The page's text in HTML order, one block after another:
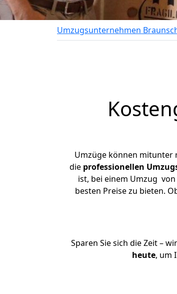
Umzugsunternehmen
Umzüge können mitunter
die professionellen
ist, bei einem Umzug
besten Preise zu bieten.
Sparen Sie sich die Zeit –
heute, um